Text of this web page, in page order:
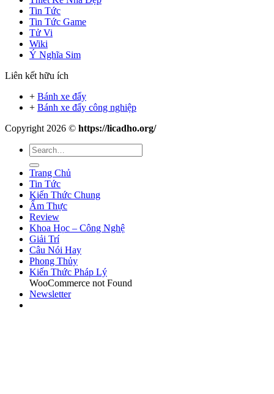
Tin Tức
Tin Tức Game
Tử Vi
Wiki
Ý Nghĩa Sim
Liên kết hữu ích
+ Bánh xe đẩy
+ Bánh xe đẩy công nghiệp
Copyright 2026 © https://licadho.org/
Trang Chủ
Tin Tức
Kiến Thức Chung
Ẩm Thực
Review
Khoa Học – Công Nghệ
Giải Trí
Câu Nói Hay
Phong Thủy
Kiến Thức Pháp Lý
WooCommerce not Found
Newsletter